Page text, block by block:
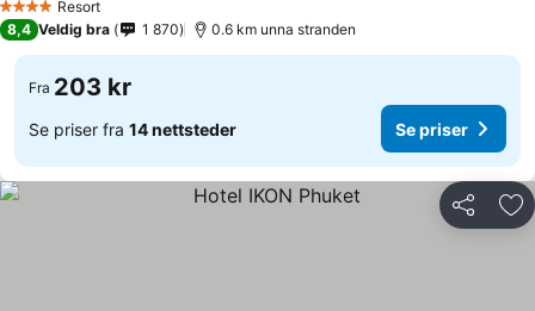
4 StjernerResort
8,4 Veldig bra 1 870 0.6 km unna stranden
Fra 203 kr
Se priser fra 14 nettsteder Se priser
Del